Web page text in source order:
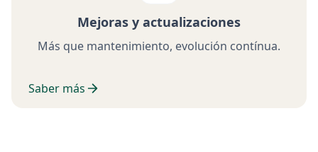
Mejoras y actualizaciones
Más que mantenimiento, evolución contínua.
Saber más